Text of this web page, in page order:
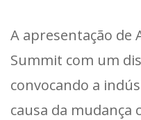
A apresentação de
Summit com um
convocando a
causa da mudança